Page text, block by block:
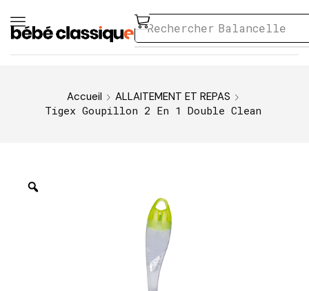
Rechercher Balancelle
Accueil
ALLAITEMENT ET REPAS
Tigex Goupillon 2 En 1 Double Clean